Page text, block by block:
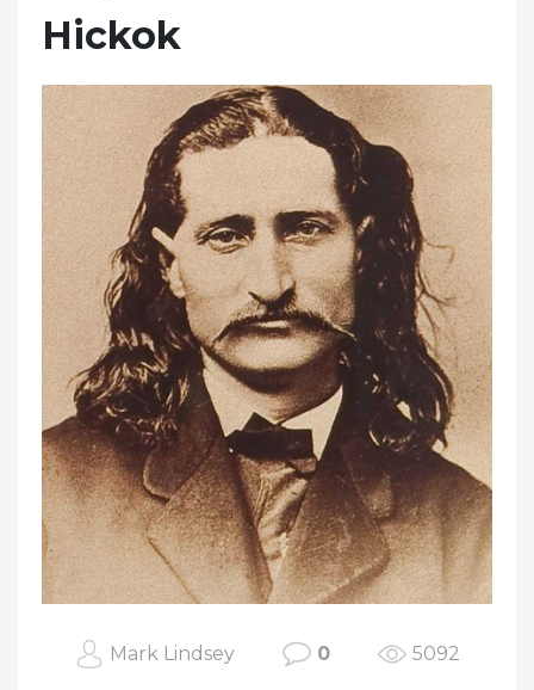
Hickok
Mark Lindsey 0 5092